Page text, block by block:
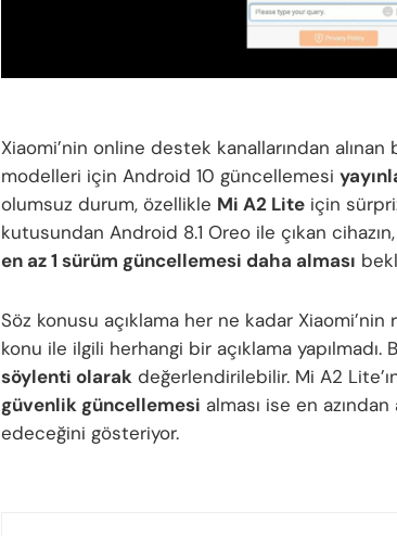
Xiaomi’nin online destek kanallarından alınan
modelleri için Android 10 güncellemesi
olumsuz durum, özellikle Mi A2 Lite için
kutusundan Android 8.1 Oreo ile çıkan
en az 1 sürüm güncellemesi daha alması
Söz konusu açıklama her ne kadar
konu ile ilgili herhangi bir açıklama
söylenti olarak değerlendirilebilir. Mi A2
güvenlik güncellemesi alması ise en
edeceğini gösteriyor.